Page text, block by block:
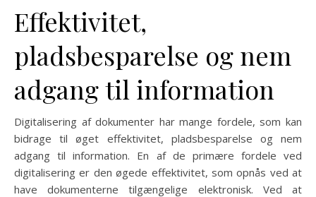
Effektivitet,
pladsbesparelse og nem
adgang til information
Digitalisering af dokumenter har mange fordele, som kan
bidrage til øget effektivitet, pladsbesparelse og nem
adgang til information. En af de primære fordele ved
digitalisering er den øgede effektivitet, som opnås ved at
have dokumenterne tilgængelige elektronisk. Ved at